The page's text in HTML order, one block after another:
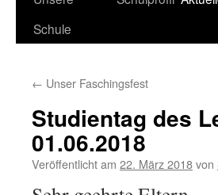
Schule
← Unser Faschingsfest
Studientag des
01.06.2018
Veröffentlicht am 22. März 2018von